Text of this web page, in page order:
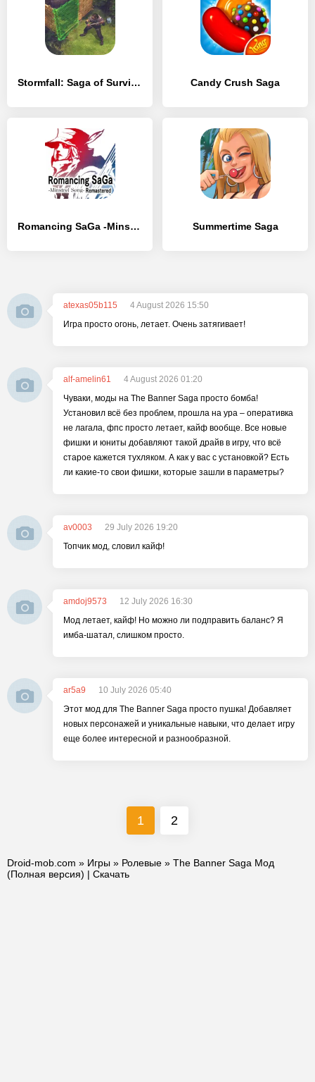
Stormfall: Saga of Survival Candy Crush Saga
Romancing SaGa -Minstrel Song- Summertime Saga
atexas05b115
4 August 2026 15:50
Игра просто огонь, летает. Очень затягивает!
alf-amelin61
4 August 2026 01:20
Чуваки, моды на The Banner Saga просто бомба!
Установил всё без проблем, прошла на ура – оперативка
не лагала, фпс просто летает, кайф вообще. Все новые
фишки и юниты добавляют такой драйв в игру, что всё
старое кажется тухляком. А как у вас с установкой? Есть
ли какие-то свои фишки, которые зашли в параметры?
av0003
29 July 2026 19:20
Топчик мод, словил кайф!
amdoj9573
12 July 2026 16:30
Мод летает, кайф! Но можно ли подправить баланс? Я
имба-шатал, слишком просто.
ar5a9
10 July 2026 05:40
Этот мод для The Banner Saga просто пушка! Добавляет
новых персонажей и уникальные навыки, что делает игру
еще более интересной и разнообразной.
1 2
Droid-mob.com » Игры » Ролевые » The Banner Saga Мод
(Полная версия) | Скачать